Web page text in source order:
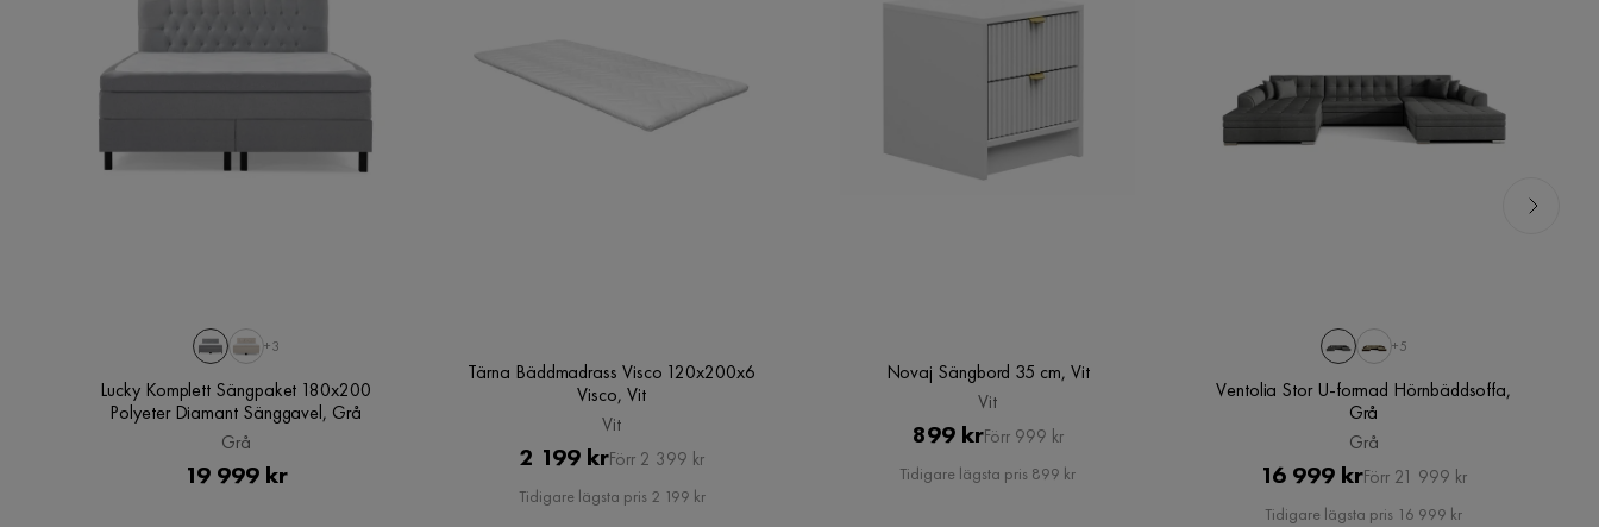
+3
Lucky Komplett Sängpaket 180x200
Polyeter Diamant Sänggavel, Grå
Grå
Pris
19 999 kr
Tärna Bäddmadrass Visco 120x200x6
Visco, Vit
Vit
Pris
2 199 krOriginal
Pris
Förr 2 399 kr
Tidigare lägsta pris 2 199 kr
Novaj Sängbord 35 cm, Vit
Vit
Pris
899 krOriginal
Pris
Förr 999 kr
Tidigare lägsta pris 899 kr
+5
Ventolia Stor U-formad Hörnbäddsoffa,
Grå
Grå
Pris
16 999 krOriginal
Pris
Förr 21 999 kr
Tidigare lägsta pris 16 999 kr